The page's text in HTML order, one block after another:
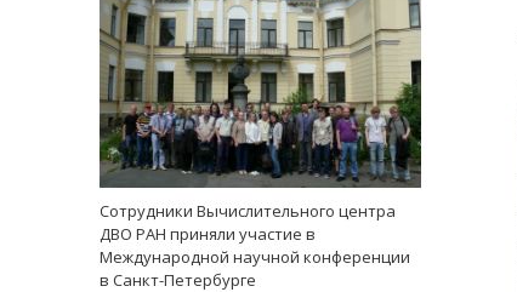
Сотрудники Вычислительного центра
ДВО РАН приняли участие в
Международной научной конференции
в Санкт-Петербурге